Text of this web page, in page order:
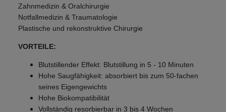
Zahnmedizin & Oralchirurgie
Notfallmedizin & Traumatologie
Plastische und rekonstruktive Chirurgie
VORTEILE:
Blutstillender Effekt: Blutstillung in 5 - 10 Minuten
Hohe Saugfähigkeit: absorbiert bis zum 50-fachen
seines Eigengewichts
Hohe Biokompatibilität
Vollständig resorbierbar in 3 bis 4 Wochen